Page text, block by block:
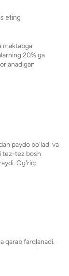
eting
maktabga
20% ​​ga
paydo bo'ladi va
tez-tez bosh
Og'riq:
qarab farqlanadi.